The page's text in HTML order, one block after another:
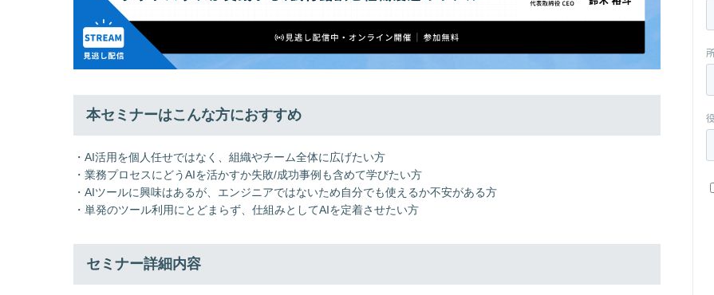
本セミナーはこんな方におすすめ
・AI活用を個人任せではなく、組織やチーム全体に広げたい方
・業務プロセスにどうAIを活かすか失敗/成功事例も含めて学びたい方
・AIツールに興味はあるが、エンジニアではないため自分でも使えるか不安がある方
・単発のツール利用にとどまらず、仕組みとしてAIを定着させたい方
セミナー詳細内容